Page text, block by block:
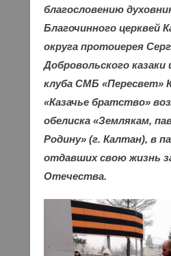
благословению
Благочинного церквей
округа протоиерея
Добровольского
клуба СМБ «Пересвет»
«Казачье братство»
обелиска «Землякам,
Родину» (г. Калтан), в
отдавших свою жизнь
Отечества.